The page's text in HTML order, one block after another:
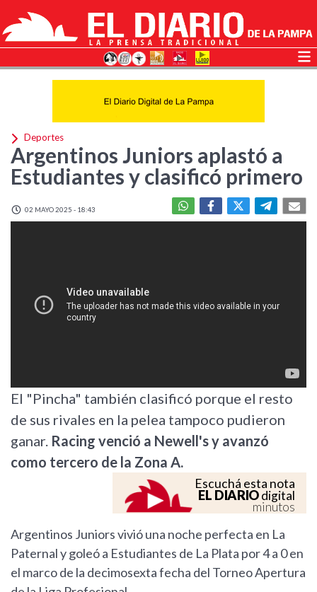
Deportes
Argentinos Juniors aplastó a
Estudiantes y clasificó primero
02 MAYO 2025 - 18:43
El "Pincha" también clasificó porque el resto
de sus rivales en la pelea tampoco pudieron
ganar. Racing venció a Newell's y avanzó
como tercero de la Zona A.
Escuchá esta nota
EL DIARIOdigital
minutos
Argentinos Juniors vivió una noche perfecta en La
Paternal y goleó a Estudiantes de La Plata por 4 a 0 en
el marco de la decimosexta fecha del Torneo Apertura